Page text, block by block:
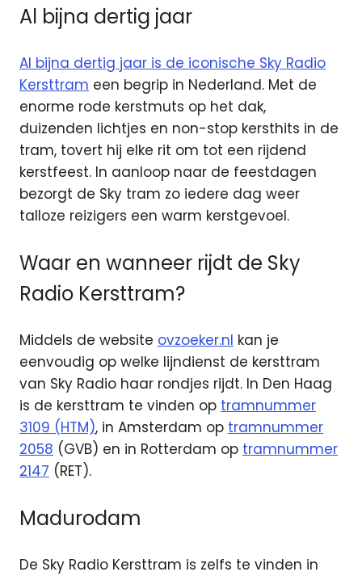
Al bijna dertig jaar
Al bijna dertig jaar is de iconische Sky Radio
Kersttram een begrip in Nederland. Met de
enorme rode kerstmuts op het dak,
duizenden lichtjes en non-stop kersthits in de
tram, tovert hij elke rit om tot een rijdend
kerstfeest. In aanloop naar de feestdagen
bezorgt de Sky tram zo iedere dag weer
talloze reizigers een warm kerstgevoel.
Waar en wanneer rijdt de Sky
Radio Kersttram?
Middels de website ovzoeker.nl kan je
eenvoudig op welke lijndienst de kersttram
van Sky Radio haar rondjes rijdt. In Den Haag
is de kersttram te vinden op tramnummer
3109 (HTM), in Amsterdam op tramnummer
2058 (GVB) en in Rotterdam op tramnummer
2147 (RET).
Madurodam
De Sky Radio Kersttram is zelfs te vinden in